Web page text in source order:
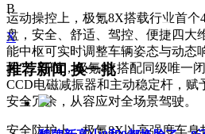
运动操控上，极氪8X搭载行业首个
盘，安全、舒适、驾控、便捷四大
能中枢可实时调整车辆姿态与动态
面”。同时，极氪8X搭配同级唯一
CCD电磁减振器和主动稳定杆，赋
安全冗余，从容应对全场景驾驶。
安全防护上，极氪8X以高强度车身
B
X
推荐新闻换一批